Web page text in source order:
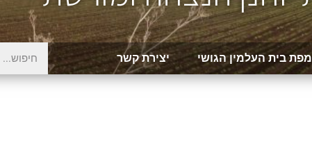
מפת בית העלמין הגושי יצירת קשר